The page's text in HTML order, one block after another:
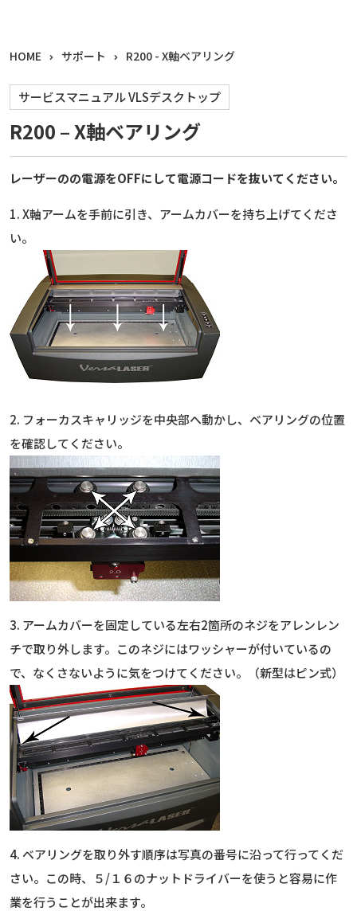
HOME サポート R200 - X軸ベアリング
サービスマニュアル VLSデスクトップ
R200 – X軸ベアリング
レーザーのの電源をOFFにして電源コードを抜いてください。
1. X軸アームを手前に引き、アームカバーを持ち上げてくださ
い。
2. フォーカスキャリッジを中央部へ動かし、ベアリングの位置
を確認してください。
3. アームカバーを固定している左右2箇所のネジをアレンレン
チで取り外します。このネジにはワッシャーが付いているの
で、なくさないように気をつけてください。（新型はピン式）
4. ベアリングを取り外す順序は写真の番号に沿って行ってくだ
さい。この時、５/１６のナットドライバーを使うと容易に作
業を行うことが出来ます。